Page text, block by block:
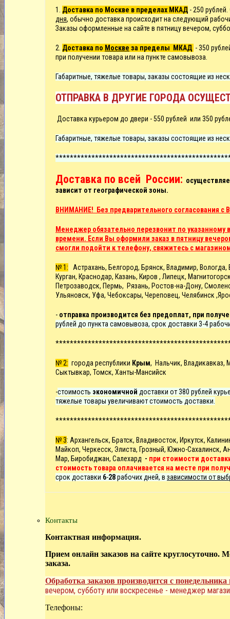
1. Доставка по Москве в пределах МКАД - 250
дня, обычно доставка происходит на следующий
Заказы оформленные на сайте в пятницу вечером,
2. Доставка по Москве за пределы МКАД - 350
при получении товара или на пункте самовывоза.
Габаритные, тяжелые товары, заказы состоящие из
ОТПРАВКА В ДРУГИЕ ГОРОДА
Доставка курьером до двери -550 рублей или 350
Габаритные, тяжелые товары, заказы состоящие из
Доставка по всей России:
зависит от географической зоны.
ВНИМАНИЕ! Без предварительного согласования с
Менеджер обязательно перезвонит по указанному
времени. Если Вы оформили заказ в пятницу
смогли подойти к телефону, свяжитесь с
№ 1: Астрахань, Белгород, Брянск, Владимир,
Курган, Краснодар, Казань, Киров , Липецк,
Петрозаводск, Пермь, Рязань, Ростов-на-Дону,
Ульяновск, Уфа, Чебоксары, Череповец, Челябинск
- отправка производится без предоплат, при
рублей до пункта самовывоза, срок доставки 3-4
№ 2: города республики Крым, Нальчик, Владикавказ,
Сыктывкар, Томск, Ханты-Мансийск
-стоимость экономичной доставки от 380 рублей
тяжелые товары увеличивают стоимость доставки.
№ 3: Архангельск, Братск, Владивосток, Иркутск,
Майкоп, Черкесск, Элиста, Грозный, Южно-Сахалинск,
Мар, Биробиджан, Салехард - при стоимости
стоимость товара оплачивается на месте при
срок доставки 6-28рабочих дней, в зависимости от
Контакты
Контактная информация.
Прием онлайн заказов на сайте круглосуточно.
заказа.
Обработка заказов производится с
вечером, субботу или воскресенье - менеджер
Телефоны: